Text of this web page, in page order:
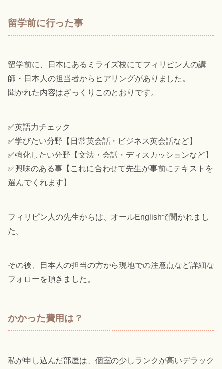
留学前に行った事
留学前に、日本にあるミライズ校にてフィリピン人の講
師・日本人の担当者からヒアリングがありました。
聞かれた内容はざっくりこのとおりです。
✅英語力チェック
✅学びたい分野【日常英会話・ビジネス英会話など】
✅強化したい分野【文法・会話・ディスカッションなど】
✅興味のある事【これに合わせて先生が事前にテキストを
選んでくれます】
フィリピン人の先生からは、オールEnglishで聞かれまし
た。
その後、日本人の担当の方から現地での注意点など詳細な
フォローを頂きました。
かかった費用は？
私が申し込んだ部屋は、個室の少しランクが高いデラック